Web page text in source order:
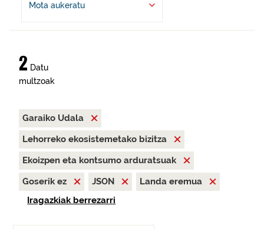
Mota aukeratu
2 Datu
multzoak
Garaiko Udala
Lehorreko ekosistemetako bizitza
Ekoizpen eta kontsumo arduratsuak
Goserik ez
JSON
Landa eremua
Iragazkiak berrezarri